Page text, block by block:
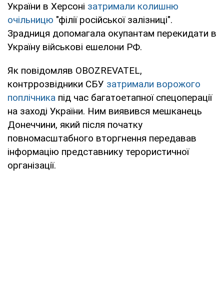
України в Херсоні затримали колишню
очільницю "філії російської залізниці".
Зрадниця допомагала окупантам перекидати в
Україну військові ешелони РФ.
Як повідомляв OBOZREVATEL,
контррозвідники СБУ затримали ворожого
поплічника під час багатоетапної спецоперації
на заході України. Ним виявився мешканець
Донеччини, який після початку
повномасштабного вторгнення передавав
інформацію представнику терористичної
організації.